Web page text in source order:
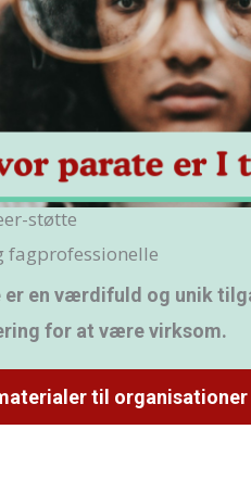
støtte
fagprofessionelle
er en værdifuld og unik
for at være virksom.
til